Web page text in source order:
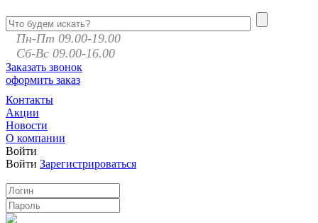
Пн-Пт 09.00-19.00
Сб-Вс 09.00-16.00
Заказать звонок
оформить заказ
Контакты
Акции
Новости
О компании
Войти
Войти Зарегистрироваться